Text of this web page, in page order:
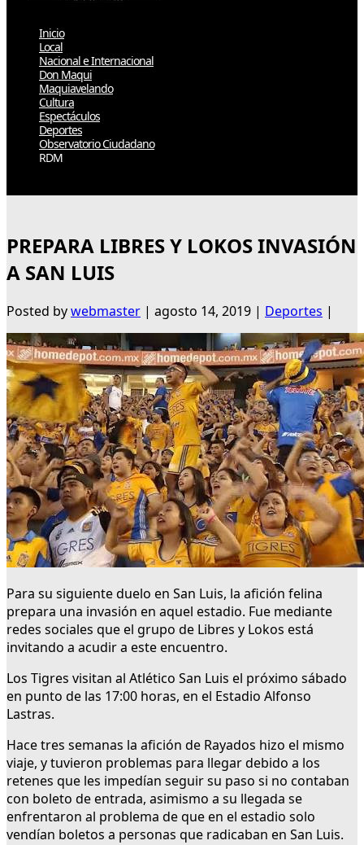
Inicio
Local
Nacional e Internacional
Don Maqui
Maquiavelando
Cultura
Espectáculos
Deportes
Observatorio Ciudadano
RDM
PREPARA LIBRES Y LOKOS INVASIÓN
A SAN LUIS
Posted bywebmaster | agosto 14, 2019 | Deportes |
Para su siguiente duelo en San Luis, la afición felina
prepara una invasión en aquel estadio. Fue mediante
redes sociales que el grupo de Libres y Lokos está
invitando a acudir a este encuentro.
Los Tigres visitan al Atlético San Luis el próximo sábado
en punto de las 17:00 horas, en el Estadio Alfonso
Lastras.
Hace tres semanas la afición de Rayados hizo el mismo
viaje, y tuvieron problemas para llegar debido a los
retenes que les impedían seguir su paso si no contaban
con boleto de entrada, asimismo a su llegada se
enfrentaron al problema de que en el estadio solo
vendían boletos a personas que radicaban en San Luis.